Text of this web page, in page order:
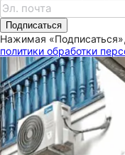
Подписаться
Нажимая
политики обработки